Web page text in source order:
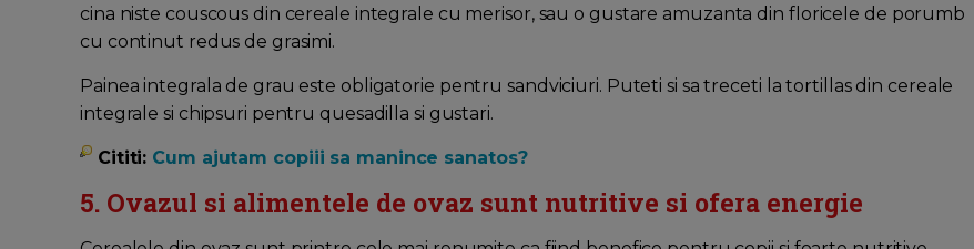
cina niste couscous din cereale integrale cu merisor, sau o gustare amuzanta din floricele de porumb
cu continut redus de grasimi.
Painea integrala de grau este obligatorie pentru sandviciuri. Puteti si sa treceti la tortillas din cereale
integrale si chipsuri pentru quesadilla si gustari.
Cititi: Cum ajutam copiii sa manince sanatos?
5. Ovazul si alimentele de ovaz sunt nutritive si ofera energie